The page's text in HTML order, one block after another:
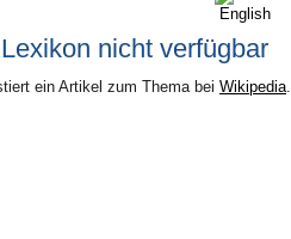
nicht verfügbar
ein Artikel zum Thema bei Wikipedia.